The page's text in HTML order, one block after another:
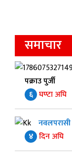
समाचार
पक्राउ पुर्जी
६ घण्टा अघि
नवलपरासी
४ दिन अघि